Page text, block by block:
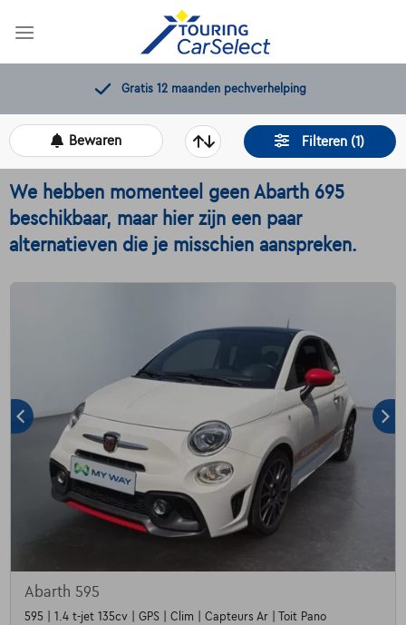
11.000+beschikbare wagens
Filteren (1)
Bewaren
We hebben momenteel geen Abarth 695
beschikbaar, maar hier zijn een paar
alternatieven die je misschien aanspreken.
Abarth 595
595 | 1.4 t-jet 135cv | GPS | Clim | Capteurs Ar | Toit Pano